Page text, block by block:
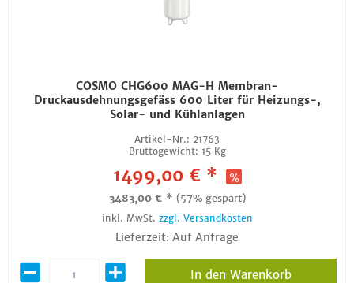
COSMO CHG600 MAG-H Membran-
Druckausdehnungsgefäss 600 Liter für Heizungs-,
Solar- und Kühlanlagen
Artikel-Nr.: 21763
Bruttogewicht: 15 Kg
1499,00 € *
3483,00 € * (57% gespart)
inkl. MwSt. zzgl. Versandkosten
Lieferzeit: Auf Anfrage
In den Warenkorb